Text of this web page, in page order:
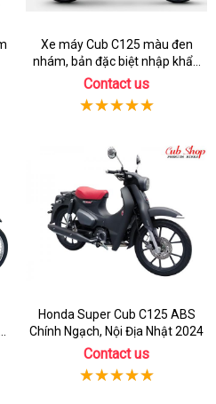
Xe máy Cub C125 màu đen
nhám, bản đặc biệt nhập khẩu
Thái lan
Contact us
Honda Super Cub C125 ABS
Chính Ngạch, Nội Địa Nhật 2024
Contact us